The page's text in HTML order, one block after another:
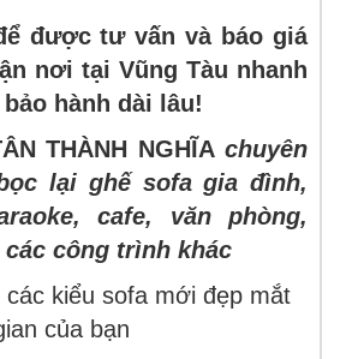
được tư vấn và báo giá
nơi tại Vũng Tàu nhanh
hành dài lâu!
THÀNH NGHĨA chuyên
lại ghế sofa gia đình,
cafe, văn phòng,
công trình khác
kiểu sofa mới đẹp mắt
của bạn